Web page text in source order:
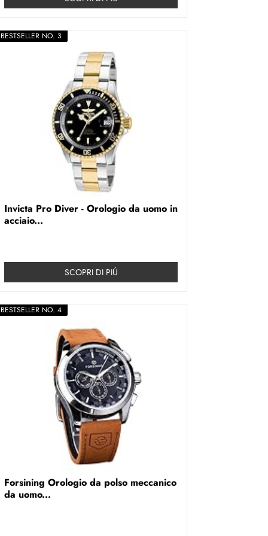
BESTSELLER NO. 3
Invicta Pro Diver - Orologio da uomo in
acciaio...
SCOPRI DI PIÚ
BESTSELLER NO. 4
Forsining Orologio da polso meccanico
da uomo...